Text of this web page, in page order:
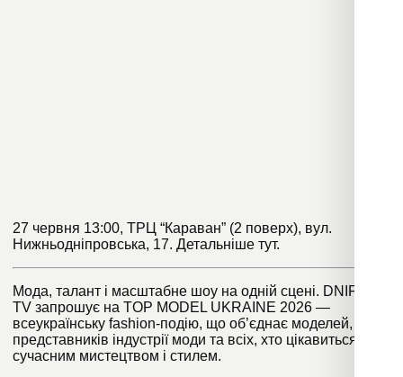
27 червня 13:00, ТРЦ “Караван” (2 поверх), вул.
Нижньодніпровська, 17. Детальніше тут.
Мода, талант і масштабне шоу на одній сцені. DNIPRO
TV запрошує на TOP MODEL UKRAINE 2026 —
всеукраїнську fashion-подію, що об’єднає моделей,
представників індустрії моди та всіх, хто цікавиться
сучасним мистецтвом і стилем.